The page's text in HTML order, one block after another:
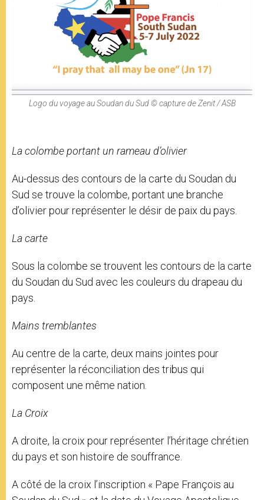
Logo du voyage au Soudan du Sud © capture de Zenit / ASB
La colombe portant un rameau d’olivier
Au-dessus des contours de la carte du Soudan du
Sud se trouve la colombe, portant une branche
d’olivier pour représenter le désir de paix du pays.
La carte
Sous la colombe se trouvent les contours de la carte
du Soudan du Sud avec les couleurs du drapeau du
pays.
Mains tremblantes
Au centre de la carte, deux mains jointes pour
représenter la réconciliation des tribus qui
composent une même nation.
La Croix
A droite, la croix pour représenter l’héritage chrétien
du pays et son histoire de souffrance.
A côté de la croix l’inscription « Pape François au